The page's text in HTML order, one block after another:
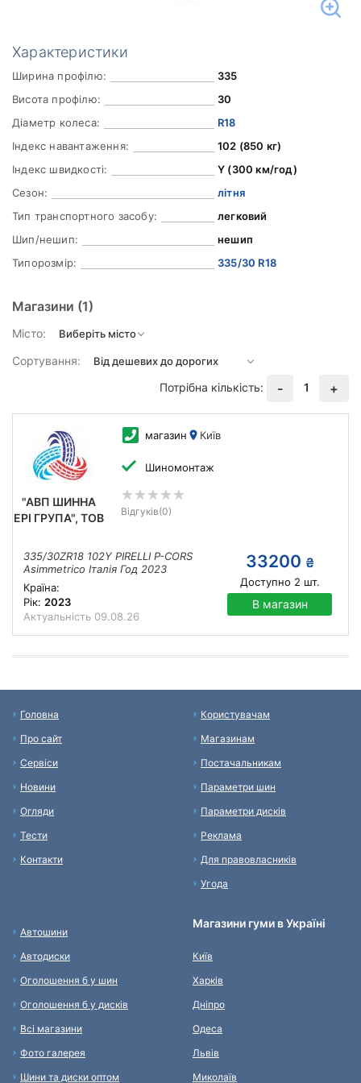
Характеристики
Ширина профілю:
335
Висота профілю:
30
Діаметр колеса:
R18
Індекс навантаження:
102 (850 кг)
Індекс швидкості:
Y (300 км/год)
Сезон:
літня
Тип транспортного засобу:
легковий
Шип/нешип:
нешип
Типорозмір:
335/30 R18
Магазини (1)
Місто:
Сортування:
Потрібна кількість:
- 1 +
"АВП ШИННА
ЕРІ ГРУПА", ТОВ
магазин Київ
Шиномонтаж
Відгуків(0)
335/30ZR18 102Y PIRELLI P-CORS
Asimmetrico Італія Год 2023
Країна:
Рік: 2023
Актуальність 09.08.26
33200 ₴
Доступно 2 шт.
В магазин
Головна
Про сайт
Сервіси
Новини
Огляди
Тести
Контакти
Користувачам
Магазинам
Постачальникам
Параметри шин
Параметри дисків
Реклама
Для правовласників
Угода
Автошини
Автодиски
Оголошення б у шин
Оголошення б у дисків
Всі магазини
Фото галерея
Шини та диски оптом
Магазини гуми в Україні
Київ
Харків
Дніпро
Одеса
Львів
Миколаїв